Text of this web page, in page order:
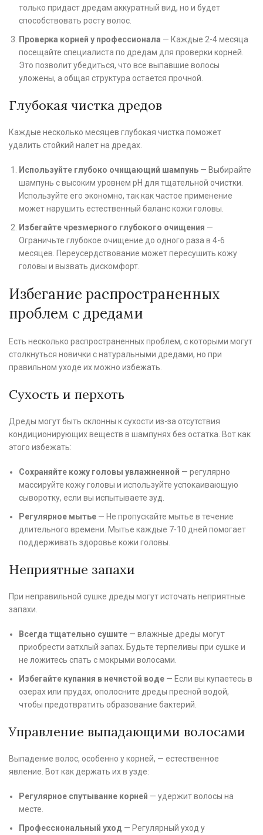
только придаст дредам аккуратный вид, но и будет
способствовать росту волос.
Проверка корней у профессионала — Каждые 2-4 месяца
посещайте специалиста по дредам для проверки корней.
Это позволит убедиться, что все выпавшие волосы
уложены, а общая структура остается прочной.
Глубокая чистка дредов
Каждые несколько месяцев глубокая чистка поможет
удалить стойкий налет на дредах.
Используйте глубоко очищающий шампунь — Выбирайте
шампунь с высоким уровнем pH для тщательной очистки.
Используйте его экономно, так как частое применение
может нарушить естественный баланс кожи головы.
Избегайте чрезмерного глубокого очищения —
Ограничьте глубокое очищение до одного раза в 4-6
месяцев. Переусердствование может пересушить кожу
головы и вызвать дискомфорт.
Избегание распространенных
проблем с дредами
Есть несколько распространенных проблем, с которыми могут
столкнуться новички с натуральными дредами, но при
правильном уходе их можно избежать.
Сухость и перхоть
Дреды могут быть склонны к сухости из-за отсутствия
кондиционирующих веществ в шампунях без остатка. Вот как
этого избежать:
Сохраняйте кожу головы увлажненной — регулярно
массируйте кожу головы и используйте успокаивающую
сыворотку, если вы испытываете зуд.
Регулярное мытье — Не пропускайте мытье в течение
длительного времени. Мытье каждые 7-10 дней помогает
поддерживать здоровье кожи головы.
Неприятные запахи
При неправильной сушке дреды могут источать неприятные
запахи.
Всегда тщательно сушите — влажные дреды могут
приобрести затхлый запах. Будьте терпеливы при сушке и
не ложитесь спать с мокрыми волосами.
Избегайте купания в нечистой воде — Если вы купаетесь в
озерах или прудах, ополосните дреды пресной водой,
чтобы предотвратить образование бактерий.
Управление выпадающими волосами
Выпадение волос, особенно у корней, — естественное
явление. Вот как держать их в узде:
Регулярное спутывание корней — удержит волосы на
месте.
Профессиональный уход — Регулярный уход у